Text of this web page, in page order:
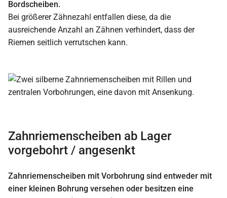
Bordscheiben.
Bei größerer Zähnezahl entfallen diese, da die
ausreichende Anzahl an Zähnen verhindert, dass der
Riemen seitlich verrutschen kann.
Zahnriemenscheiben ab Lager
vorgebohrt / angesenkt
Zahnriemenscheiben mit Vorbohrung sind entweder mit
einer kleinen Bohrung versehen oder besitzen eine